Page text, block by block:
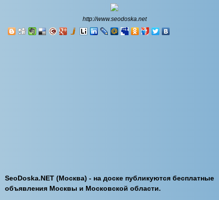
http://www.seodoska.net
SeoDoska.NET (Москва) - на доске публикуются бесплатные
объявления Москвы и Московской области.